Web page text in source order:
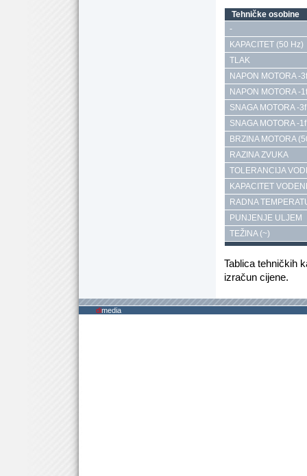
Tehničke osobine
-
KAPACITET (50 Hz)
TLAK
NAPON MOTORA -
NAPON MOTORA -
SNAGA MOTORA -3f
SNAGA MOTORA -1f
BRZINA MOTORA
RAZINA ZVUKA
TOLERANCIJA
KAPACITET
RADNA
PUNJENJE ULJEM
TEŽINA (~)
Tablica tehničkih
izračun cijene.
dimedia